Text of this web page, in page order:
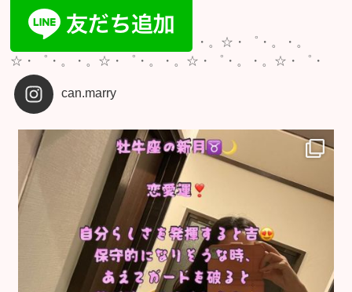
・。☆・゜・。・。
☆・゜・。・。☆・゜・。・。☆・゜・。・。☆・゜・
can.marry